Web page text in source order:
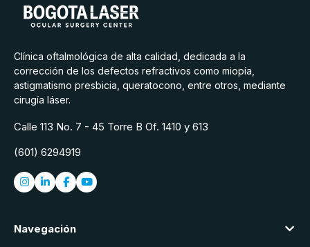
Clínica oftalmológica de alta calidad, dedicada a la
corrección de los defectos refractivos como miopía,
astigmatismo presbicia, queratocono, entre otros, mediante
cirugía láser.
Calle 113 No. 7 - 45 Torre B Of. 1410 y 613
(601) 6294919
Navegación